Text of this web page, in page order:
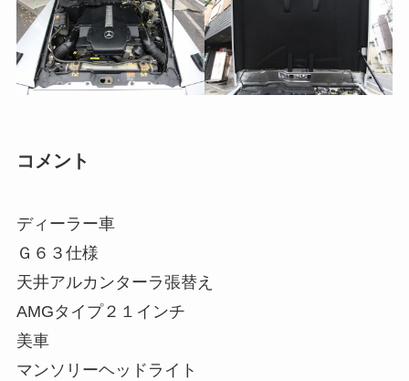
コメント
ディーラー車
Ｇ６３仕様
天井アルカンターラ張替え
AMGタイプ２１インチ
美車
マンソリーヘッドライト